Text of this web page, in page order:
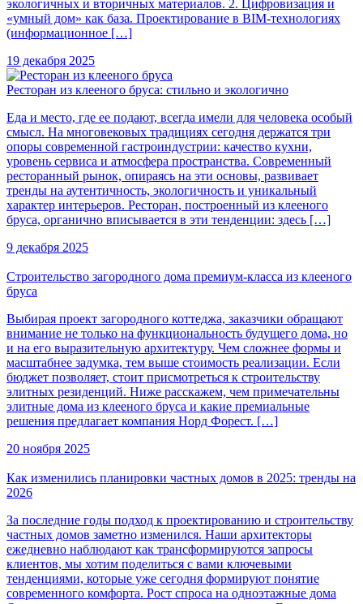
экологичных и вторичных материалов. 2. Цифровизация и
«умный дом» как база. Проектирование в BIM-технологиях
(информационное […]
19 декабря 2025
Ресторан из клееного бруса: стильно и экологично
Еда и место, где ее подают, всегда имели для человека особый
смысл. На многовековых традициях сегодня держатся три
опоры современной гастроиндустрии: качество кухни,
уровень сервиса и атмосфера пространства. Современный
ресторанный рынок, опираясь на эти основы, развивает
тренды на аутентичность, экологичность и уникальный
характер интерьеров. Ресторан, построенный из клееного
бруса, органично вписывается в эти тенденции: здесь […]
9 декабря 2025
Строительство загородного дома премиум-класса из клееного
бруса
Выбирая проект загородного коттеджа, заказчики обращают
внимание не только на функциональность будущего дома, но
и на его выразительную архитектуру. Чем сложнее формы и
масштабнее задумка, тем выше стоимость реализации. Если
бюджет позволяет, стоит присмотреться к строительству
элитных резиденций. Ниже расскажем, чем примечательны
элитные дома из клееного бруса и какие премиальные
решения предлагает компания Норд Форест. […]
20 ноября 2025
Как изменились планировки частных домов в 2025: тренды на
2026
За последние годы подход к проектированию и строительству
частных домов заметно изменился. Наши архитекторы
ежедневно наблюдают как трансформируются запросы
клиентов, мы хотим поделиться с вами ключевыми
тенденциями, которые уже сегодня формируют понятие
современного комфорта. Рост спроса на одноэтажные дома